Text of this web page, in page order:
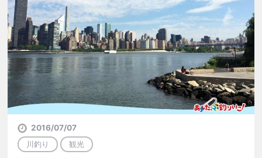
2016/07/07
川釣り
観光